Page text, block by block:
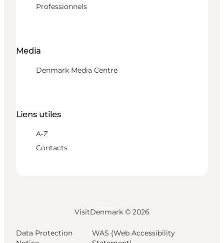
Professionnels
Media
Denmark Media Centre
Liens utiles
A-Z
Contacts
VisitDenmark © 2026
Data Protection
WAS (Web Accessibility